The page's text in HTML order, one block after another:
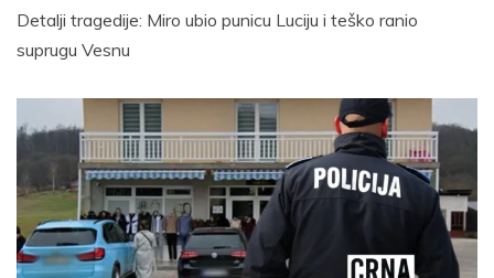
Detalji tragedije: Miro ubio punicu Luciju i teško ranio
suprugu Vesnu